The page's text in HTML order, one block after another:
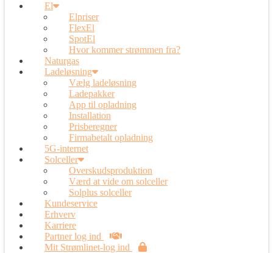
El
Elpriser
FlexEl
SpotEl
Hvor kommer strømmen fra?
Naturgas
Ladeløsning
Vælg ladeløsning
Ladepakker
App til opladning
Installation
Prisberegner
Firmabetalt opladning
5G-internet
Solceller
Overskudsproduktion
Værd at vide om solceller
Solplus solceller
Kundeservice
Erhverv
Karriere
Partner log ind
Mit Strømlinet-log ind